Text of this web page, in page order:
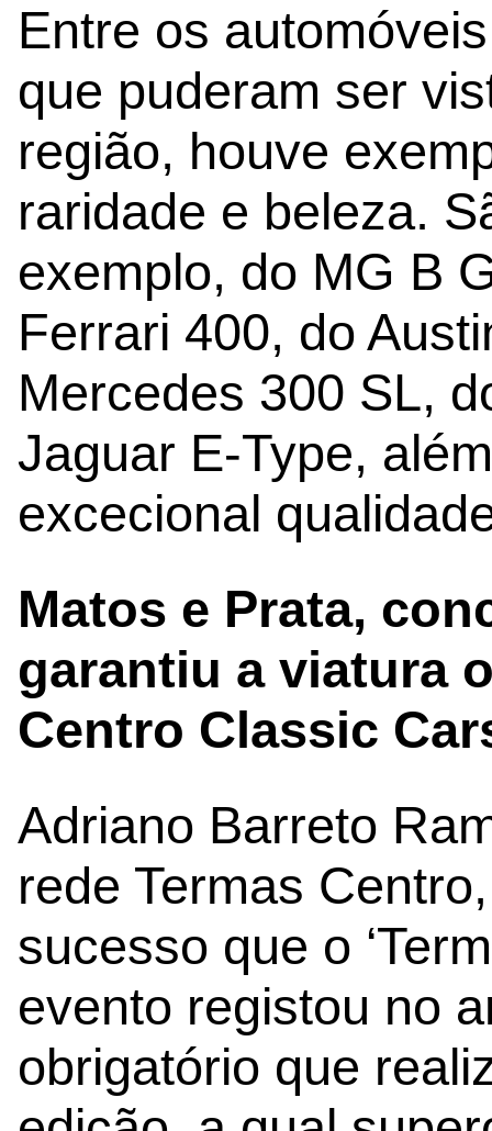
Entre os
que puderam ser
região, houve
raridade e beleza.
exemplo, do MG B
Ferrari 400, do
Mercedes 300 SL,
Jaguar E-Type,
excecional
Matos e Prata,
garantiu a viatura
Centro Classic
Adriano Barreto
rede Termas
sucesso que o
evento registou no
obrigatório que